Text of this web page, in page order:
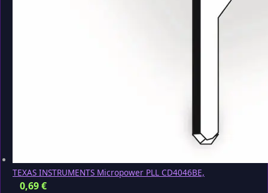
TEXAS INSTRUMENTS Micropower PLL CD4046BE,
0,69€